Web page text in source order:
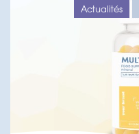
Actualités